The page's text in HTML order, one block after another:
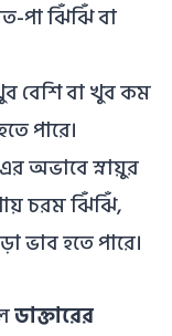
পা ঝিঁঝিঁ বা
বেশি বা খুব কম
পারে।
অভাবে স্নায়ুর
চরম ঝিঁঝিঁ,
ভাব হতে পারে।
ডাক্তারের